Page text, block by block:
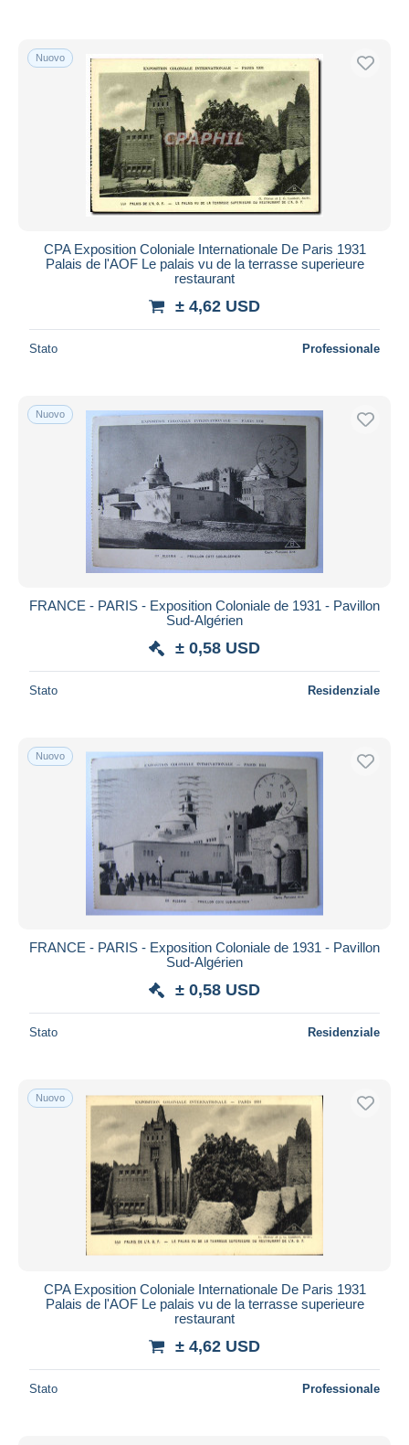
Nuovo
CPA Exposition Coloniale Internationale De Paris 1931
Palais de l'AOF Le palais vu de la terrasse superieure
restaurant
± 4,62 USD
Stato Professionale
Nuovo
FRANCE - PARIS - Exposition Coloniale de 1931 - Pavillon
Sud-Algérien
± 0,58 USD
Stato Residenziale
Nuovo
FRANCE - PARIS - Exposition Coloniale de 1931 - Pavillon
Sud-Algérien
± 0,58 USD
Stato Residenziale
Nuovo
CPA Exposition Coloniale Internationale De Paris 1931
Palais de l'AOF Le palais vu de la terrasse superieure
restaurant
± 4,62 USD
Stato Professionale